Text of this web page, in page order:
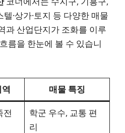
·상가·토지 등 다양한 매물
과 산업단지가 조화를 이루
름을 한눈에 볼 수 있습니
매물 특징
전
학군 우수, 교통 편
리